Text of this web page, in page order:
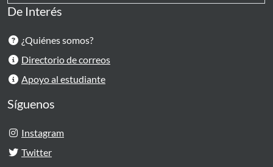
De Interés
¿Quiénes somos?
Directorio de correos
Apoyo al estudiante
Síguenos
Instagram
Twitter